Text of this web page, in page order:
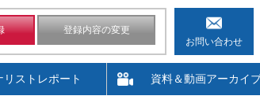
登録内容の変更
お問い合わせ
リストレポート 資料＆動画アーカイ